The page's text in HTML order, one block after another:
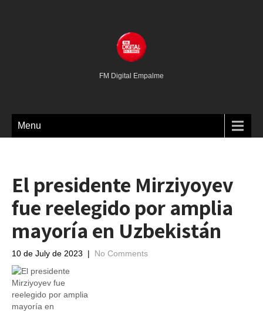
FM Digital Empalme
Menu
El presidente Mirziyoyev
fue reelegido por amplia
mayoría en Uzbekistán
10 de July de 2023 | No Comments